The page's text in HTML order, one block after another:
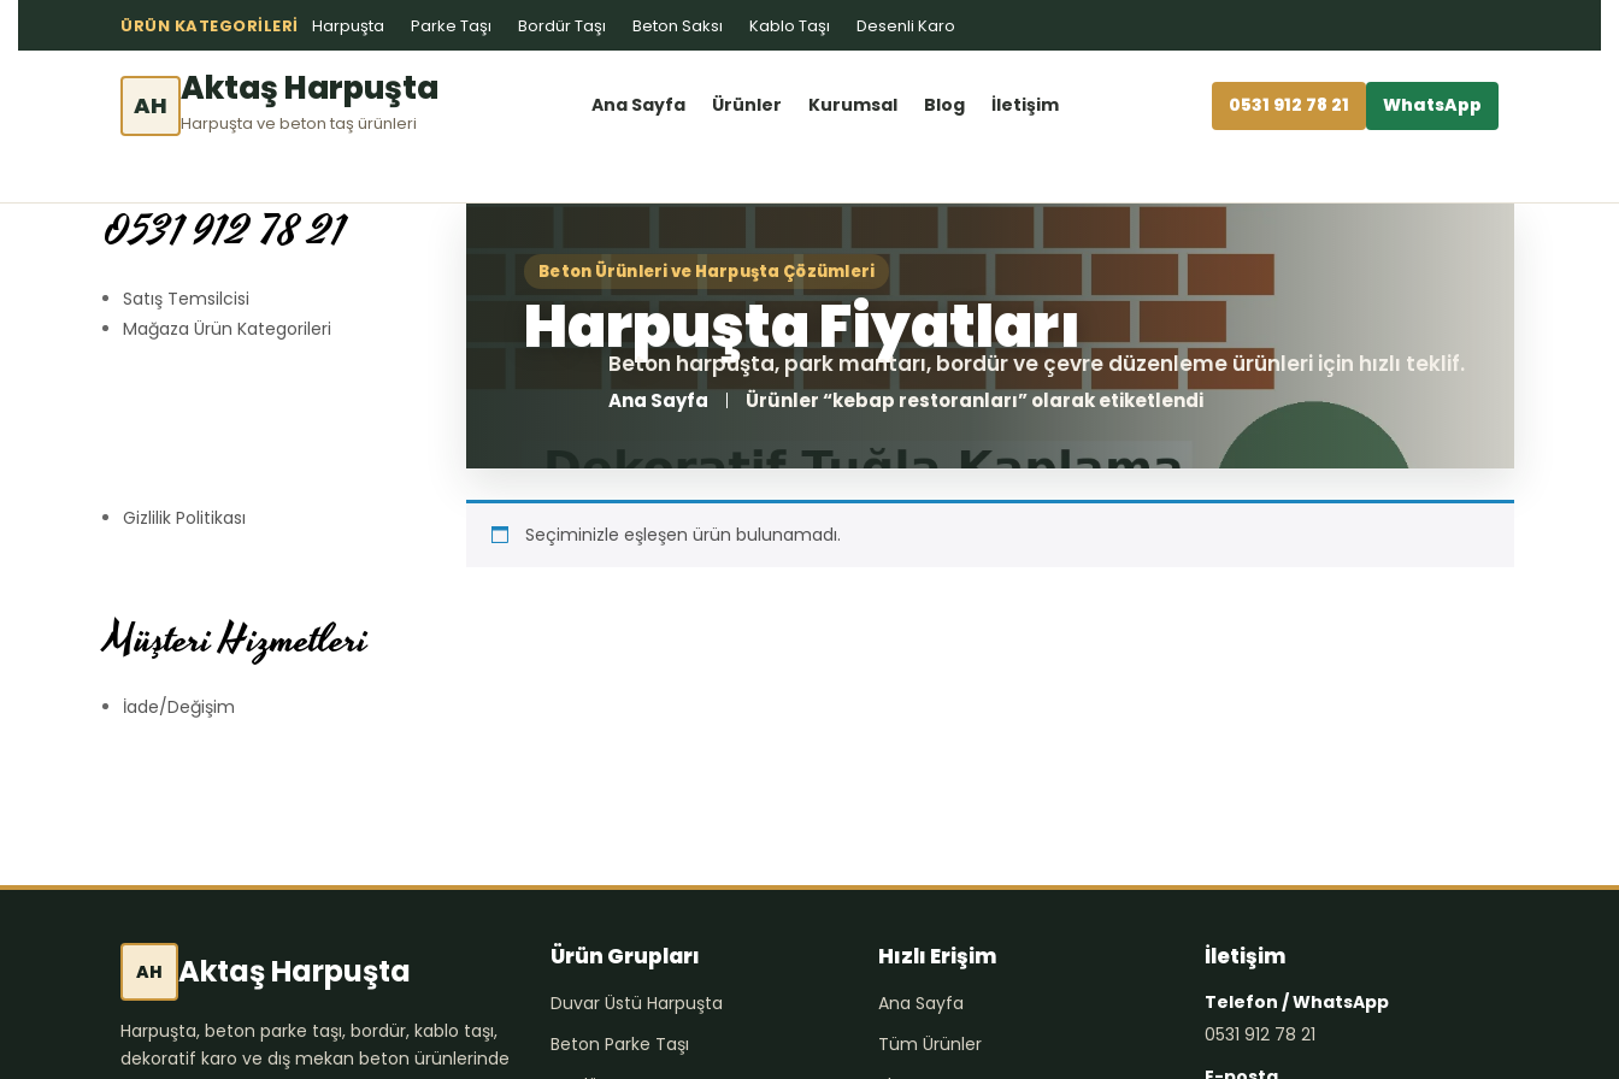
ÜRÜN KATEGORILERI Harpuşta Parke Taşı Bordür Taşı Beton Saksı Kablo Taşı Desenli Karo
AH Aktaş Harpuşta
Harpuşta ve beton taş ürünleri
Ana Sayfa Ürünler Kurumsal Blog İletişim 0531 912 78 21 WhatsApp
0531 912 78 21
Satış Temsilcisi
Mağaza Ürün Kategorileri
Gizlilik Politikası
Müşteri Hizmetleri
İade/Değişim
Ana Sayfa Ürünler “kebap restoranları” olarak etiketlendi
Seçiminizle eşleşen ürün bulunamadı.
AH Aktaş Harpuşta
Harpuşta, beton parke taşı, bordür, kablo taşı,
dekoratif karo ve dış mekan beton ürünlerinde
Ürün Grupları
Duvar Üstü Harpuşta
Beton Parke Taşı
Hızlı Erişim
Ana Sayfa
Tüm Ürünler
İletişim
Telefon / WhatsApp
0531 912 78 21